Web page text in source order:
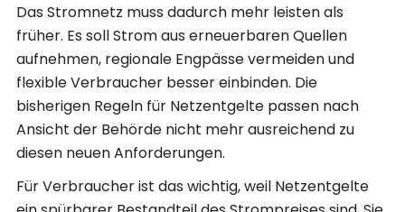
Das Stromnetz muss dadurch mehr leisten als
früher. Es soll Strom aus erneuerbaren Quellen
aufnehmen, regionale Engpässe vermeiden und
flexible Verbraucher besser einbinden. Die
bisherigen Regeln für Netzentgelte passen nach
Ansicht der Behörde nicht mehr ausreichend zu
diesen neuen Anforderungen.
Für Verbraucher ist das wichtig, weil Netzentgelte